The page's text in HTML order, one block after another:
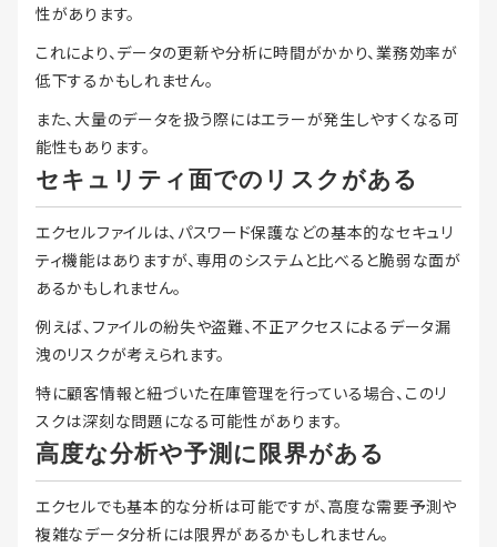
性があります。
これにより、データの更新や分析に時間がかかり、業務効率が
低下するかもしれません。
また、大量のデータを扱う際にはエラーが発生しやすくなる可
能性もあります。
セキュリティ面でのリスクがある
エクセルファイルは、パスワード保護などの基本的なセキュリ
ティ機能はありますが、専用のシステムと比べると脆弱な面が
あるかもしれません。
例えば、ファイルの紛失や盗難、不正アクセスによるデータ漏
洩のリスクが考えられます。
特に顧客情報と紐づいた在庫管理を行っている場合、このリ
スクは深刻な問題になる可能性があります。
高度な分析や予測に限界がある
エクセルでも基本的な分析は可能ですが、高度な需要予測や
複雑なデータ分析には限界があるかもしれません。